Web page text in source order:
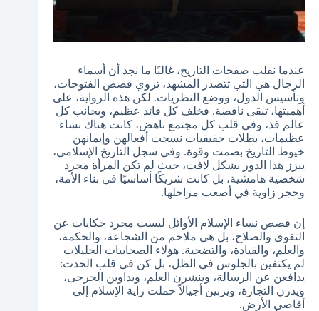
عندما نقلب صفحات التاريخ، غالبًا ما نجد أن أسماء
الرجال هي التي تتصدر المشهد، تروي قصص الفتوحات،
وتأسيس الدول، ووضع النظريات. لكن هذه الرواية، على
أهميتها، تبقى ناقصة. فخلف كل قائد عظيم، وبجانب كل
عالم فذ، وفي قلب كل مجتمع ناهض، كانت هناك نساء
عظيمات، بطلات حقيقيات نسجت أفعالهن وإيمانهن
خيوط التاريخ بصمت وقوة. وفي سجل التاريخ الإسلامي،
يبرز هذا الدور بشكل لافت، حيث لم تكن المرأة مجرد
شخصية هامشية، بل كانت شريكًا أساسيًا في بناء الأمة،
وحجر زاوية في أصعب مراحلها.
إن قصص نساء الإسلام الأوائل ليست مجرد حكايات عن
التقوى والصلاح، بل هي ملاحم من الشجاعة، والحكمة،
والعلم، والقيادة، والتضحية. هؤلاء الصحابيات الجليلات
لم يكتفين بالجلوس في الظل، بل كن في قلب الحدث:
يدافعن عن الرسالة، وينشرن العلم، ويداوين الجرحى،
ويدرن التجارة، ويربين أجيالاً حملت راية الإسلام إلى
أقاصي الأرض.